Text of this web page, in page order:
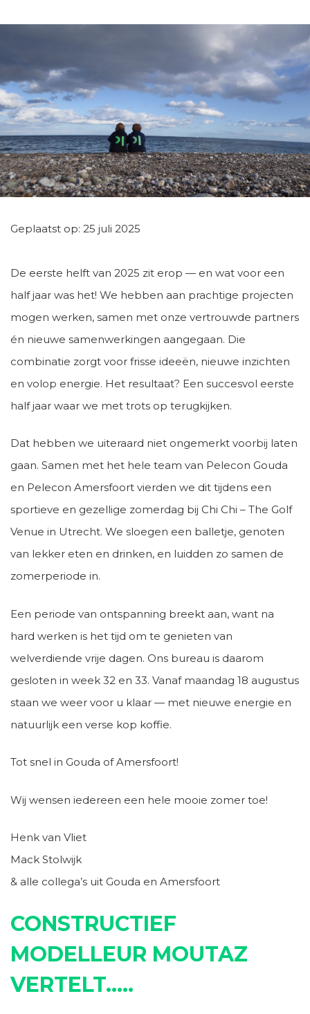
Geplaatst op: 25 juli 2025
De eerste helft van 2025 zit erop — en wat voor een
half jaar was het! We hebben aan prachtige projecten
mogen werken, samen met onze vertrouwde partners
én nieuwe samenwerkingen aangegaan. Die
combinatie zorgt voor frisse ideeën, nieuwe inzichten
en volop energie. Het resultaat? Een succesvol eerste
half jaar waar we met trots op terugkijken.
Dat hebben we uiteraard niet ongemerkt voorbij laten
gaan. Samen met het hele team van Pelecon Gouda
en Pelecon Amersfoort vierden we dit tijdens een
sportieve en gezellige zomerdag bij Chi Chi – The Golf
Venue in Utrecht. We sloegen een balletje, genoten
van lekker eten en drinken, en luidden zo samen de
zomerperiode in.
Een periode van ontspanning breekt aan, want na
hard werken is het tijd om te genieten van
welverdiende vrije dagen. Ons bureau is daarom
gesloten in week 32 en 33. Vanaf maandag 18 augustus
staan we weer voor u klaar — met nieuwe energie en
natuurlijk een verse kop koffie.
Tot snel in Gouda of Amersfoort!
Wij wensen iedereen een hele mooie zomer toe!
Henk van Vliet
Mack Stolwijk
& alle collega’s uit Gouda en Amersfoort
CONSTRUCTIEF
MODELLEUR MOUTAZ
VERTELT…..